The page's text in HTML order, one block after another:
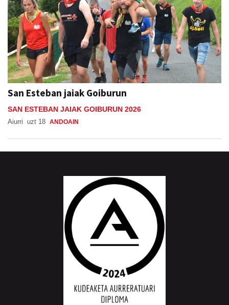
San Esteban jaiak Goiburun
SAN ESTEBAN JAIAK GOIBURUN 2026
Aiurri uzt 18 ANDOAIN